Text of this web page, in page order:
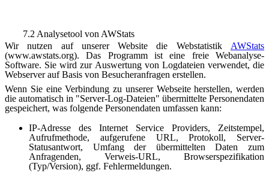
7.2 Analysetool von AWStats
Wir nutzen auf unserer Website die Webstatistik AWStats
(www.awstats.org). Das Programm ist eine freie Webanalyse-
Software. Sie wird zur Auswertung von Logdateien verwendet, die
Webserver auf Basis von Besucheranfragen erstellen.
Wenn Sie eine Verbindung zu unserer Webseite herstellen, werden
die automatisch in "Server-Log-Dateien" übermittelte Personendaten
gespeichert, was folgende Personendaten umfassen kann:
IP-Adresse des Internet Service Providers, Zeitstempel,
Aufrufmethode, aufgerufene URL, Protokoll, Server-
Statusantwort, Umfang der übermittelten Daten zum
Anfragenden, Verweis-URL, Browserspezifikation
(Typ/Version), ggf. Fehlermeldungen.